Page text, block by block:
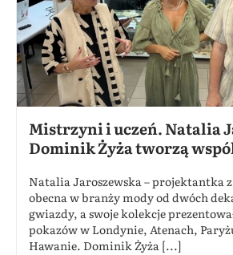
Mistrzyni i uczeń. Natalia
Dominik Żyża tworzą
Natalia Jaroszewska – projektantka
obecna w branży mody od dwóch
gwiazdy, a swoje kolekcje
pokazów w Londynie, Atenach,
Hawanie. Dominik Żyża [...]